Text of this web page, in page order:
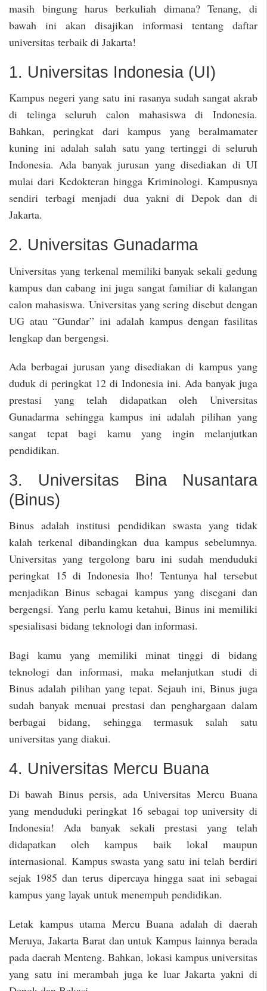
masih bingung harus berkuliah dimana? Tenang, di
bawah ini akan disajikan informasi tentang daftar
universitas terbaik di Jakarta!
1. Universitas Indonesia (UI)
Kampus negeri yang satu ini rasanya sudah sangat akrab
di telinga seluruh calon mahasiswa di Indonesia.
Bahkan, peringkat dari kampus yang beralmamater
kuning ini adalah salah satu yang tertinggi di seluruh
Indonesia. Ada banyak jurusan yang disediakan di UI
mulai dari Kedokteran hingga Kriminologi. Kampusnya
sendiri terbagi menjadi dua yakni di Depok dan di
Jakarta.
2. Universitas Gunadarma
Universitas yang terkenal memiliki banyak sekali gedung
kampus dan cabang ini juga sangat familiar di kalangan
calon mahasiswa. Universitas yang sering disebut dengan
UG atau “Gundar” ini adalah kampus dengan fasilitas
lengkap dan bergengsi.
Ada berbagai jurusan yang disediakan di kampus yang
duduk di peringkat 12 di Indonesia ini. Ada banyak juga
prestasi yang telah didapatkan oleh Universitas
Gunadarma sehingga kampus ini adalah pilihan yang
sangat tepat bagi kamu yang ingin melanjutkan
pendidikan.
3. Universitas Bina Nusantara
(Binus)
Binus adalah institusi pendidikan swasta yang tidak
kalah terkenal dibandingkan dua kampus sebelumnya.
Universitas yang tergolong baru ini sudah menduduki
peringkat 15 di Indonesia lho! Tentunya hal tersebut
menjadikan Binus sebagai kampus yang disegani dan
bergengsi. Yang perlu kamu ketahui, Binus ini memiliki
spesialisasi bidang teknologi dan informasi.
Bagi kamu yang memiliki minat tinggi di bidang
teknologi dan informasi, maka melanjutkan studi di
Binus adalah pilihan yang tepat. Sejauh ini, Binus juga
sudah banyak menuai prestasi dan penghargaan dalam
berbagai bidang, sehingga termasuk salah satu
universitas yang diakui.
4. Universitas Mercu Buana
Di bawah Binus persis, ada Universitas Mercu Buana
yang menduduki peringkat 16 sebagai top university di
Indonesia! Ada banyak sekali prestasi yang telah
didapatkan oleh kampus baik lokal maupun
internasional. Kampus swasta yang satu ini telah berdiri
sejak 1985 dan terus dipercaya hingga saat ini sebagai
kampus yang layak untuk menempuh pendidikan.
Letak kampus utama Mercu Buana adalah di daerah
Meruya, Jakarta Barat dan untuk Kampus lainnya berada
pada daerah Menteng. Bahkan, lokasi kampus universitas
yang satu ini merambah juga ke luar Jakarta yakni di